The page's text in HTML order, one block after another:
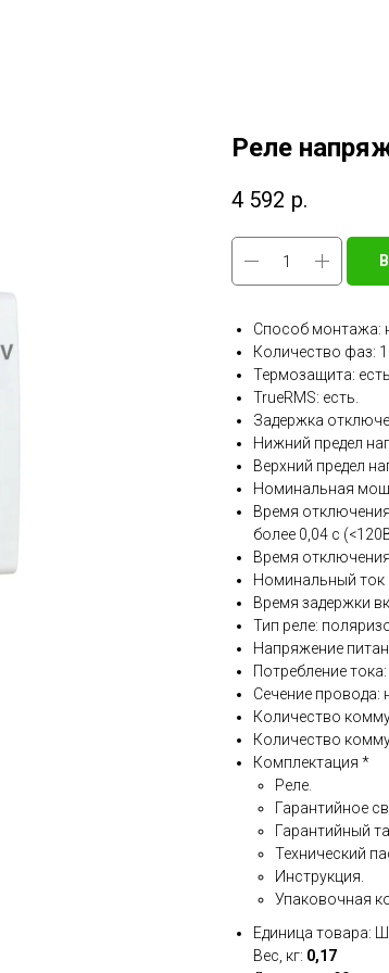
Реле
4 592 р.
Способ монтажа:
Количество фаз:
Термозащита:
TrueRMS: есть.
Задержка
Нижний предел
Верхний предел
Номинальная
Время
более 0,04 с
Время
Номинальный ток
Время задержки
Тип реле:
Напряжение
Потребление
Сечение провода:
Количество
Количество
Комплектация *
Реле.
Гарантийное
Гарантийный
Технический
Инструкция.
Упаковочная
Единица товара:
Вес, кг: 0,17